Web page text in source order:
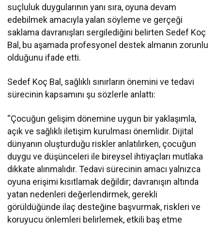
suçluluk duygularının yanı sıra, oyuna devam
edebilmek amacıyla yalan söyleme ve gerçeği
saklama davranışları sergilediğini belirten Sedef Koç
Bal, bu aşamada profesyonel destek almanın zorunlu
olduğunu ifade etti.
Sedef Koç Bal, sağlıklı sınırların önemini ve tedavi
sürecinin kapsamını şu sözlerle anlattı:
“Çocuğun gelişim dönemine uygun bir yaklaşımla,
açık ve sağlıklı iletişim kurulması önemlidir. Dijital
dünyanın oluşturduğu riskler anlatılırken, çocuğun
duygu ve düşünceleri ile bireysel ihtiyaçları mutlaka
dikkate alınmalıdır. Tedavi sürecinin amacı yalnızca
oyuna erişimi kısıtlamak değildir; davranışın altında
yatan nedenleri değerlendirmek, gerekli
görüldüğünde ilaç desteğine başvurmak, riskleri ve
koruyucu önlemleri belirlemek, etkili baş etme